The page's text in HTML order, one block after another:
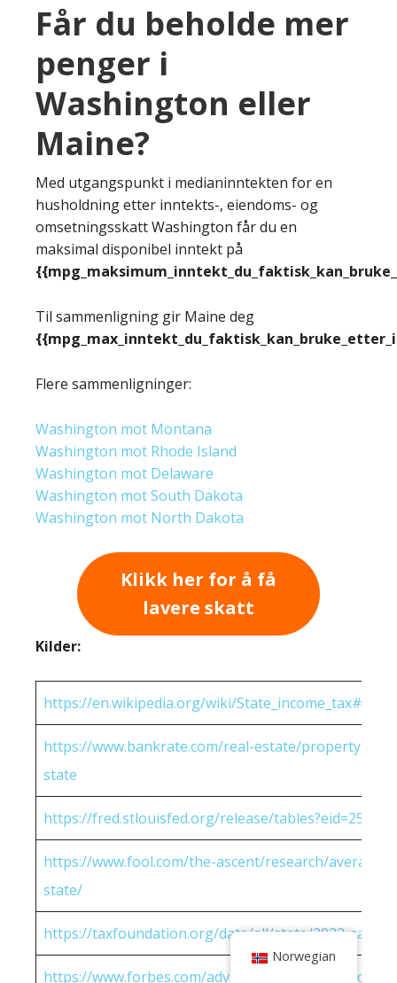
Får du beholde mer
penger i
Washington eller
Maine?
Med utgangspunkt i medianinntekten for en
husholdning etter inntekts-, eiendoms- og
omsetningsskatt Washington får du en
maksimal disponibel inntekt på
Til sammenligning gir Maine deg
Flere sammenligninger:
Washington mot Montana
Washington mot Rhode Island
Washington mot Delaware
Washington mot South Dakota
Washington mot North Dakota
Klikk her for å få
lavere skatt
Kilder:
https://en.wikipedia.org/wiki/
https://www.bankrate.com/real-estate/property-
state
https://fred.stlouisfed.org/release/
https://www.fool.com/the-ascent/research/average-
state/
https://taxfoundation.org/data/all/state/2022-sales-
https://www.forbes.com/advisor/income-tax-
Norwegian